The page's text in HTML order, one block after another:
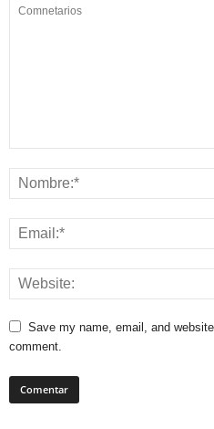
Save my name, email, and
comment.